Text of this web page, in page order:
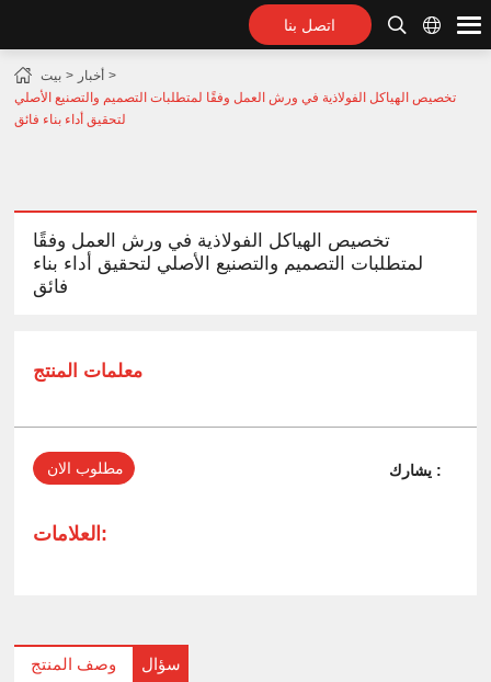
اتصل بنا
بيت
أخبار
تخصيص الهياكل الفولاذية في ورش العمل وفقًا لمتطلبات التصميم والتصنيع الأصلي
لتحقيق أداء بناء فائق
تخصيص الهياكل الفولاذية في ورش العمل وفقًا
لمتطلبات التصميم والتصنيع الأصلي لتحقيق أداء بناء
فائق
معلمات المنتج
مطلوب الان يشارك :
العلامات:
وصف المنتج سؤال